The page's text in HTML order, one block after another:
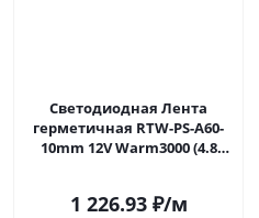
Светодиодная Лента
герметичная RTW-PS-A60-
10mm 12V Warm3000 (4.8
Саратове
1 226.93₽/м